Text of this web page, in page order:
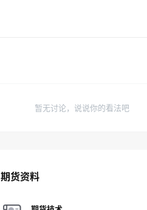
暂无讨论，说说你的看法吧
期货资料